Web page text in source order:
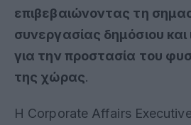
επιβεβαιώνοντας τη
συνεργασίας δημόσιου και
για την προστασία του
της χώρας.
Η Corporate Affairs